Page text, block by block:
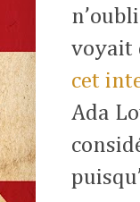
voyait
cet
Ada